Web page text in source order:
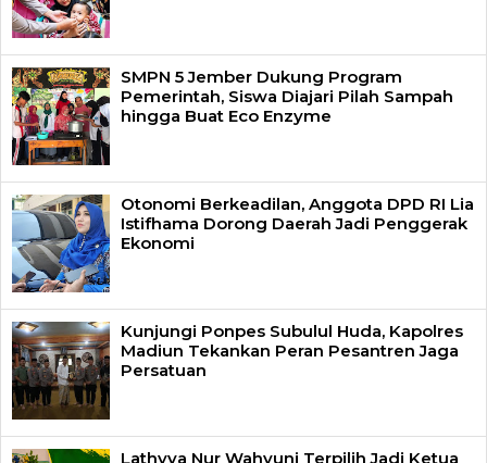
SMPN 5 Jember Dukung Program
Pemerintah, Siswa Diajari Pilah Sampah
hingga Buat Eco Enzyme
Otonomi Berkeadilan, Anggota DPD RI Lia
Istifhama Dorong Daerah Jadi Penggerak
Ekonomi
Kunjungi Ponpes Subulul Huda, Kapolres
Madiun Tekankan Peran Pesantren Jaga
Persatuan
Lathyva Nur Wahyuni Terpilih Jadi Ketua